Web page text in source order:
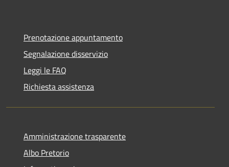
Prenotazione appuntamento
Segnalazione disservizio
Leggi le FAQ
Richiesta assistenza
Amministrazione trasparente
Albo Pretorio